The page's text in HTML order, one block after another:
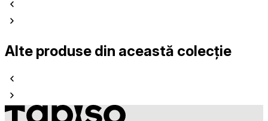
Alte produse din această colecție